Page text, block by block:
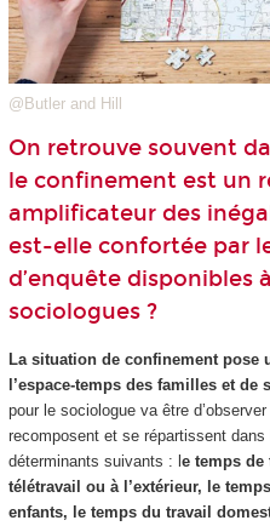
@Butler and Hill
On retrouve souvent
le confinement est un
amplificateur des
est-elle confortée par
d’enquête disponibles
sociologues ?
La situation de confinement pose
l’espace-temps des familles et de
pour le sociologue va être
recomposent et se répartissent
déterminants suivants : le temps
télétravail ou à l’extérieur, le
enfants, le temps du travail